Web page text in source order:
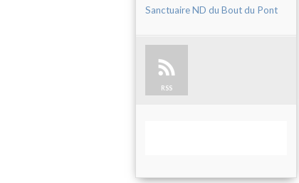
Sanctuaire ND du Bout du Pont
RSS